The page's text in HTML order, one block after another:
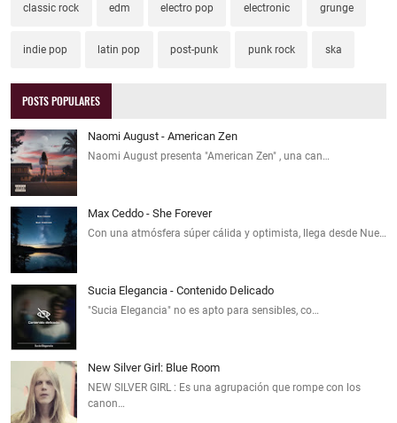
classic rock edm electro pop electronic grunge
indie pop latin pop post-punk punk rock ska
POSTS POPULARES
Naomi August - American Zen
Naomi August presenta "American Zen" , una can…
Max Ceddo - She Forever
Con una atmósfera súper cálida y optimista, llega desde Nue…
Sucia Elegancia - Contenido Delicado
"Sucia Elegancia" no es apto para sensibles, co…
New Silver Girl: Blue Room
NEW SILVER GIRL : Es una agrupación que rompe con los
canon…